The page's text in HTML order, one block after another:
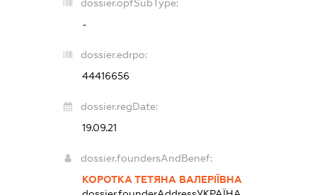
dossier.opfSubType:
-
dossier.edrpo:
44416656
dossier.regDate:
19.09.21
dossier.foundersAndBenef:
КОРОТКА ТЕТЯНА ВАЛЕРІЇВНА